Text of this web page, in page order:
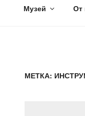
Музей От
МЕТКА: